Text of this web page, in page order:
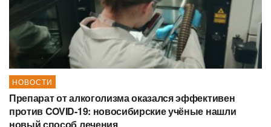
НОВОСТИ
Препарат от алкоголизма оказался эффективен
против COVID-19: новосибирские учёные нашли